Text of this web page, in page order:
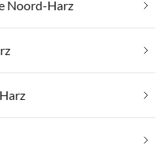
Noord-Harz